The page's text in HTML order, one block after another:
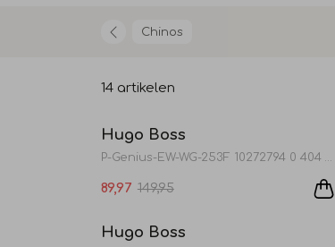
Chinos
14 artikelen
Hugo Boss
P-Genius-EW-WG-253F 10272794 0 404 Dark Blue
89,97 149,95
Sale
Hugo Boss